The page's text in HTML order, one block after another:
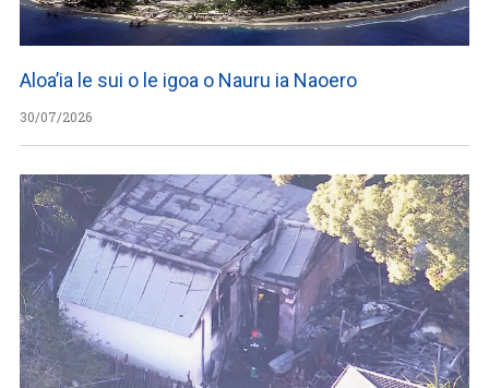
Aloa’ia le sui o le igoa o Nauru ia Naoero
30/07/2026